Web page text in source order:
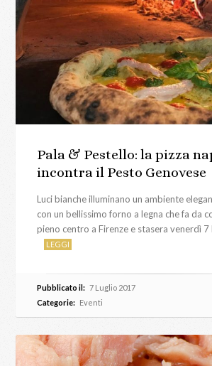
Pala & Pestello: la pizza
incontra il Pesto Genovese
Luci bianche illuminano un ambiente
con un bellissimo forno a legna che fa da
pieno centro a Firenze e stasera venerdì
LEGGI
Pubblicato il: 7 Luglio 2017
Categorie: Eventi